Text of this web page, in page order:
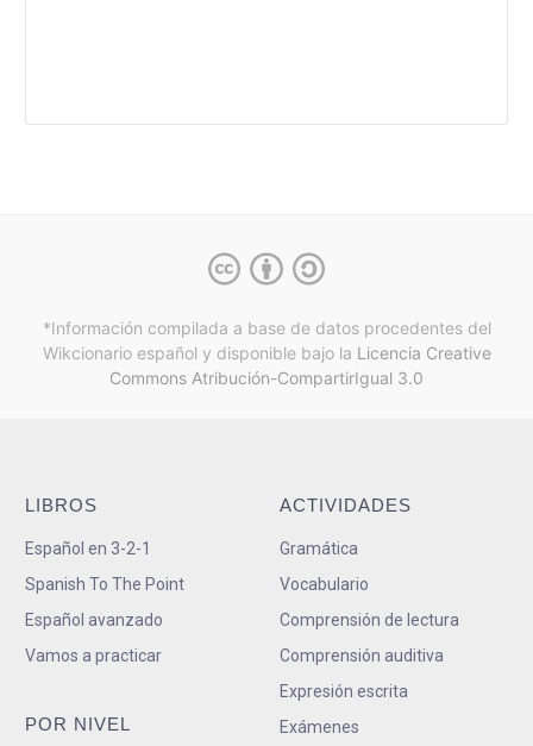
*Información compilada a base de datos procedentes del
Wikcionario español y disponible bajo la Licencia Creative
Commons Atribución-CompartirIgual 3.0
LIBROS
Español en 3-2-1
Spanish To The Point
Español avanzado
Vamos a practicar
POR NIVEL
ACTIVIDADES
Gramática
Vocabulario
Comprensión de lectura
Comprensión auditiva
Expresión escrita
Exámenes